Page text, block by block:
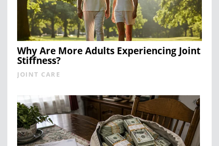
Why Are More Adults Experiencing Joint
Stiffness?
JOINT CARE